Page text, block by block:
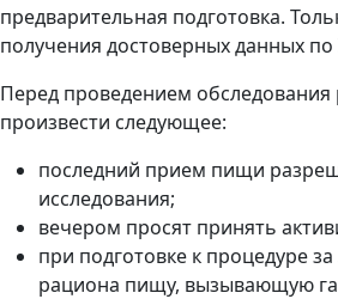
предварительная подготовка.
получения достоверных данных
Перед проведением
произвести следующее:
последний прием пищи
исследования;
вечером просят принять
при подготовке к процедуре
рациона пищу, вызывающую